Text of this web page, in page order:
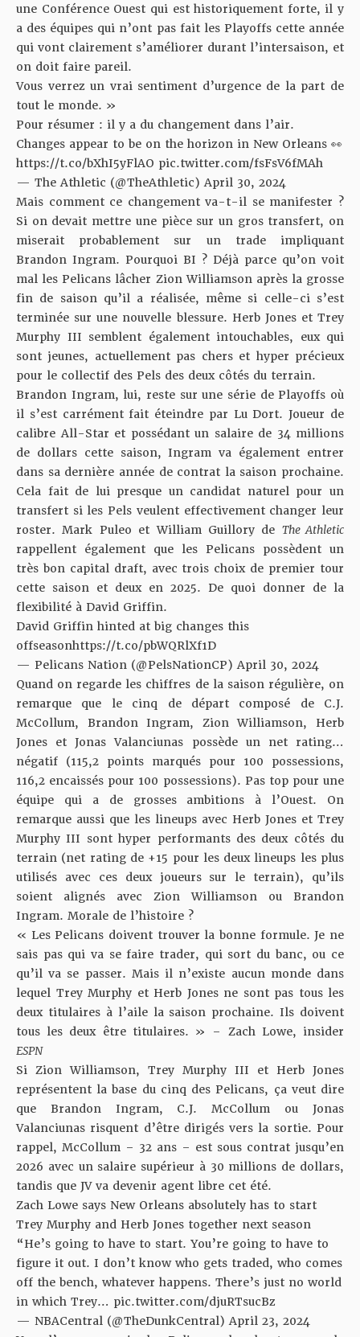
une Conférence Ouest qui est historiquement forte, il y
a des équipes qui n’ont pas fait les Playoffs cette année
qui vont clairement s’améliorer durant l’intersaison, et
on doit faire pareil.
Vous verrez un vrai sentiment d’urgence de la part de
tout le monde. »
Pour résumer : il y a du changement dans l’air.
Changes appear to be on the horizon in New Orleans 👀
https://t.co/bXhI5yFlAO pic.twitter.com/fsFsV6fMAh
— The Athletic (@TheAthletic)April 30, 2024
Mais comment ce changement va-t-il se manifester ?
Si on devait mettre une pièce sur un gros transfert, on
miserait probablement sur un trade impliquant
Brandon Ingram. Pourquoi BI ? Déjà parce qu’on voit
mal les Pelicans lâcher Zion Williamson après la grosse
fin de saison qu’il a réalisée, même si celle-ci s’est
terminée sur une nouvelle blessure. Herb Jones et Trey
Murphy III semblent également intouchables, eux qui
sont jeunes, actuellement pas chers et hyper précieux
pour le collectif des Pels des deux côtés du terrain.
Brandon Ingram, lui, reste sur une série de Playoffs où
il s’est carrément fait éteindre par Lu Dort. Joueur de
calibre All-Star et possédant un salaire de 34 millions
de dollars cette saison, Ingram va également entrer
dans sa dernière année de contrat la saison prochaine.
Cela fait de lui presque un candidat naturel pour un
transfert si les Pels veulent effectivement changer leur
roster. Mark Puleo et William Guillory de The Athletic
rappellent également que les Pelicans possèdent un
très bon capital draft, avec trois choix de premier tour
cette saison et deux en 2025. De quoi donner de la
flexibilité à David Griffin.
David Griffin hinted at big changes this
offseasonhttps://t.co/pbWQRlXf1D
— Pelicans Nation (@PelsNationCP)April 30, 2024
Quand on regarde les chiffres de la saison régulière, on
remarque que le cinq de départ composé de C.J.
McCollum, Brandon Ingram, Zion Williamson, Herb
Jones et Jonas Valanciunas possède un net rating…
négatif (115,2 points marqués pour 100 possessions,
116,2 encaissés pour 100 possessions). Pas top pour une
équipe qui a de grosses ambitions à l’Ouest. On
remarque aussi que les lineups avec Herb Jones et Trey
Murphy III sont hyper performants des deux côtés du
terrain (net rating de +15 pour les deux lineups les plus
utilisés avec ces deux joueurs sur le terrain), qu’ils
soient alignés avec Zion Williamson ou Brandon
Ingram. Morale de l’histoire ?
« Les Pelicans doivent trouver la bonne formule. Je ne
sais pas qui va se faire trader, qui sort du banc, ou ce
qu’il va se passer. Mais il n’existe aucun monde dans
lequel Trey Murphy et Herb Jones ne sont pas tous les
deux titulaires à l’aile la saison prochaine. Ils doivent
tous les deux être titulaires. » – Zach Lowe, insider
ESPN
Si Zion Williamson, Trey Murphy III et Herb Jones
représentent la base du cinq des Pelicans, ça veut dire
que Brandon Ingram, C.J. McCollum ou Jonas
Valanciunas risquent d’être dirigés vers la sortie. Pour
rappel, McCollum – 32 ans – est sous contrat jusqu’en
2026 avec un salaire supérieur à 30 millions de dollars,
tandis que JV va devenir agent libre cet été.
Zach Lowe says New Orleans absolutely has to start
Trey Murphy and Herb Jones together next season
“He’s going to have to start. You’re going to have to
figure it out. I don’t know who gets traded, who comes
off the bench, whatever happens. There’s just no world
in which Trey… pic.twitter.com/djuRTsucBz
— NBACentral (@TheDunkCentral)April 23, 2024